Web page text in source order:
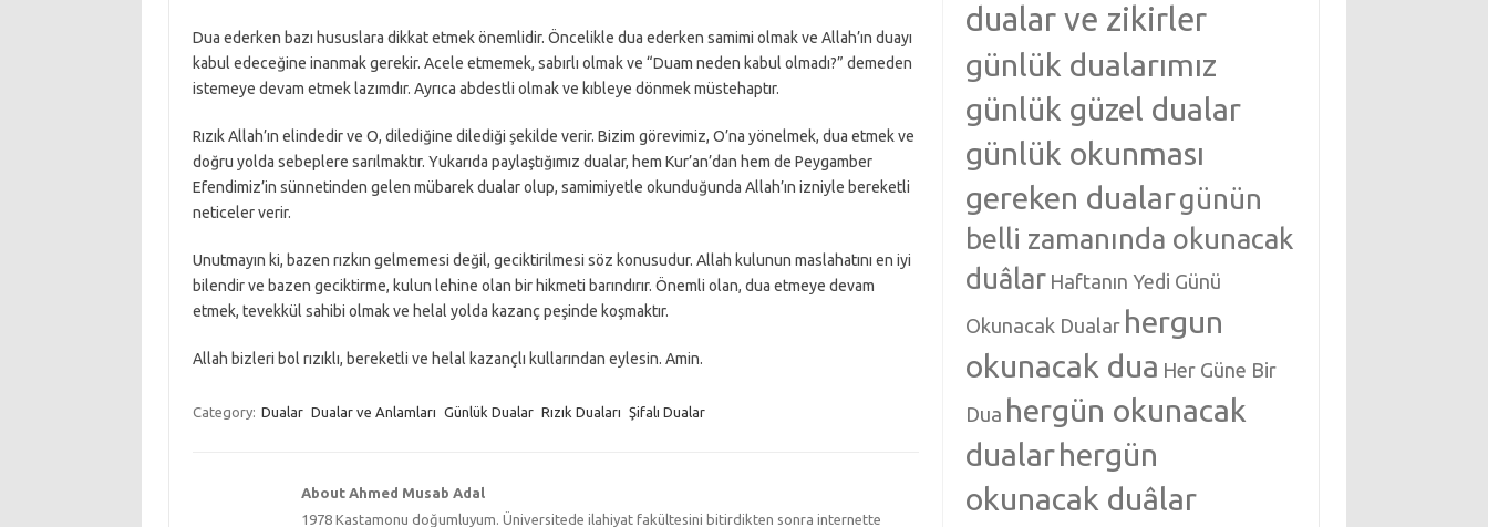
Dua ederken bazı hususlara dikkat etmek önemlidir. Öncelikle dua ederken samimi olmak ve Allah’ın duayı
kabul edeceğine inanmak gerekir. Acele etmemek, sabırlı olmak ve “Duam neden kabul olmadı?” demeden
istemeye devam etmek lazımdır. Ayrıca abdestli olmak ve kıbleye dönmek müstehaptır.
Rızık Allah’ın elindedir ve O, dilediğine dilediği şekilde verir. Bizim görevimiz, O’na yönelmek, dua etmek ve
doğru yolda sebeplere sarılmaktır. Yukarıda paylaştığımız dualar, hem Kur’an’dan hem de Peygamber
Efendimiz’in sünnetinden gelen mübarek dualar olup, samimiyetle okunduğunda Allah’ın izniyle bereketli
neticeler verir.
Unutmayın ki, bazen rızkın gelmemesi değil, geciktirilmesi söz konusudur. Allah kulunun maslahatını en iyi
bilendir ve bazen geciktirme, kulun lehine olan bir hikmeti barındırır. Önemli olan, dua etmeye devam
etmek, tevekkül sahibi olmak ve helal yolda kazanç peşinde koşmaktır.
Allah bizleri bol rızıklı, bereketli ve helal kazançlı kullarından eylesin. Amin.
Category: Dualar Dualar ve Anlamları Günlük Dualar Rızık Duaları Şifalı Dualar
About Ahmed Musab Adal
1978 Kastamonu doğumluyum. Üniversitede ilahiyat fakültesini bitirdikten sonra internette
dualar ve zikirler
günlük dualarımız
günlük güzel dualar
günlük okunması
gereken dualargünün
belli zamanında okunacak
duâlar Haftanın Yedi Günü
Okunacak Dualar hergun
okunacak dua Her Güne Bir
Dua hergün okunacak
dualarhergün
okunacak duâlar